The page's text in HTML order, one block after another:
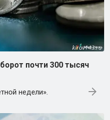
почти 300 тысяч
недели».